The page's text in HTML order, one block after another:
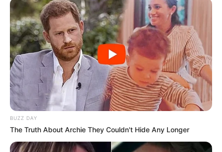
BUZZ DAY
The Truth About Archie They Couldn't Hide Any Longer